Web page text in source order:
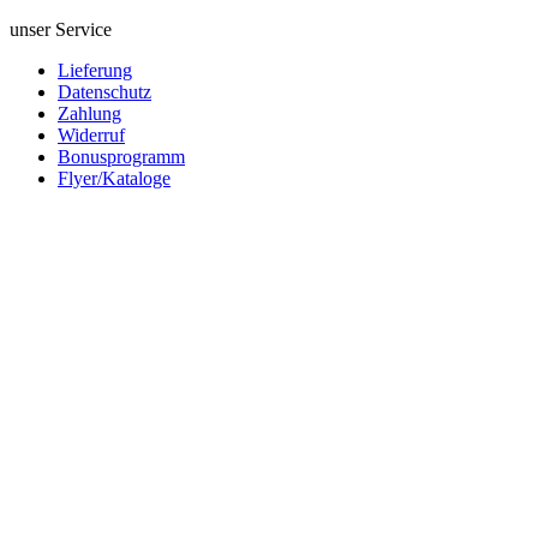
unser Service
Lieferung
Datenschutz
Zahlung
Widerruf
Bonusprogramm
Flyer/Kataloge